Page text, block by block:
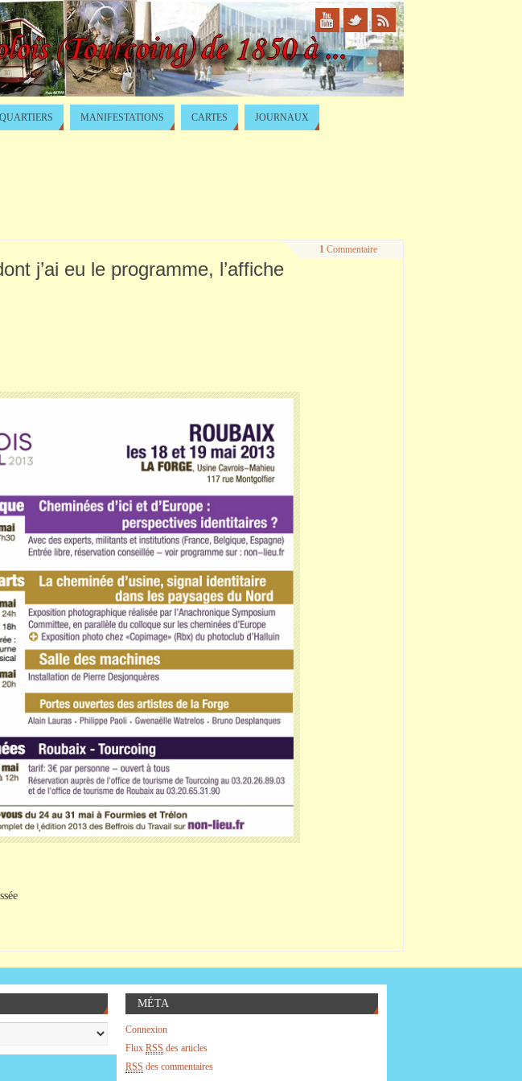
MANIFESTATIONS CARTES JOURNAUX
1 Commentaire
j’ai eu le programme, l’affiche
MÉTA
Connexion
Flux RSS des articles
RSS des commentaires